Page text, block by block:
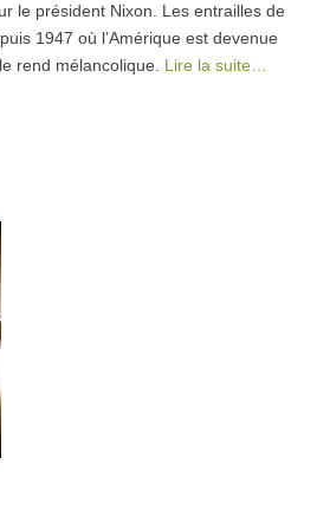
le président Nixon. Les entrailles de
1947 où l’Amérique est devenue
rend mélancolique. Lire la suite…